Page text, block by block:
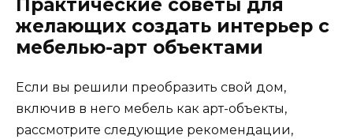
Практические советы для
желающих создать интерьер с
мебелью-арт объектами
Если вы решили преобразить свой дом,
включив в него мебель как арт-объекты,
рассмотрите следующие рекомендации,